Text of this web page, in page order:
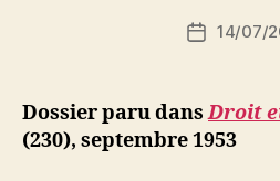
Date14/07/
Dossier paru dansDroit
(230), septembre 1953